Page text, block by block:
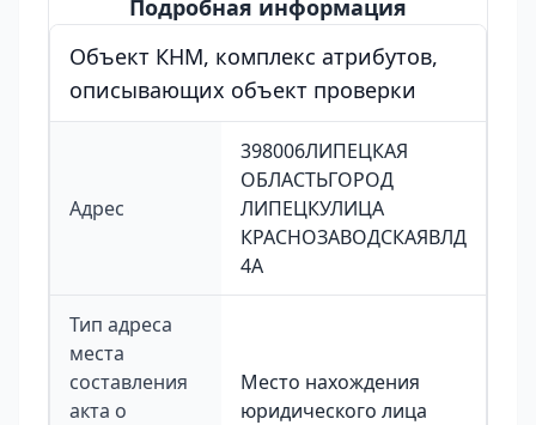
Подробная информация
Объект КНМ, комплекс атрибутов,
описывающих объект проверки
Адрес
398006ЛИПЕЦКАЯ
ОБЛАСТЬГОРОД
ЛИПЕЦКУЛИЦА
КРАСНОЗАВОДСКАЯВЛД
4А
Тип адреса
места
составления
акта о
Место нахождения
юридического лица